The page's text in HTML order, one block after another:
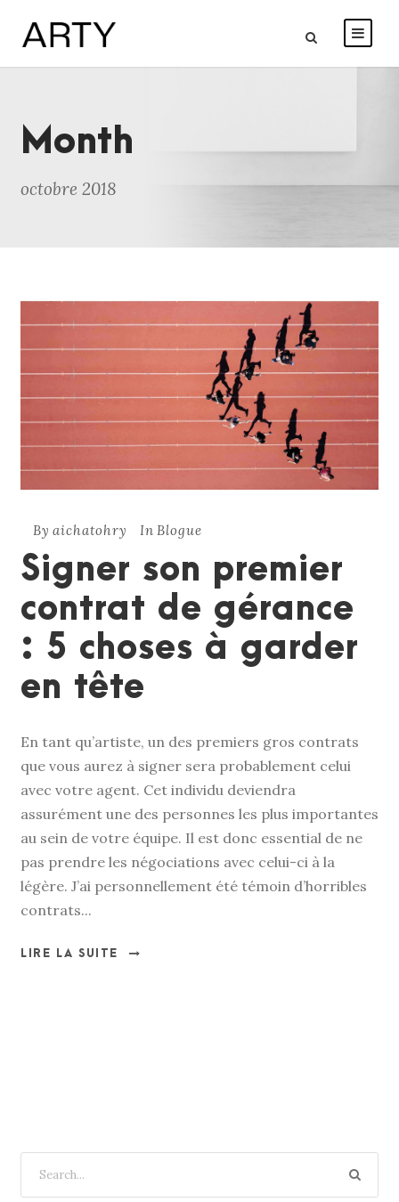
Month
octobre 2018
By aichatohry In Blogue
Signer son premier
contrat de gérance
: 5 choses à garder
en tête
En tant qu’artiste, un des premiers gros contrats
que vous aurez à signer sera probablement celui
avec votre agent. Cet individu deviendra
assurément une des personnes les plus importantes
au sein de votre équipe. Il est donc essential de ne
pas prendre les négociations avec celui-ci à la
légère. J’ai personnellement été témoin d’horribles
contrats...
LIRE LA SUITE